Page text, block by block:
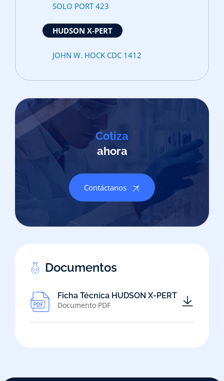
SOLO PORT 423
HUDSON X-PERT
JOHN W. HOCK CDC 1412
Cotiza
ahora
Contáctanos
Documentos
Ficha Técnica HUDSON X-PERT
Documento PDF